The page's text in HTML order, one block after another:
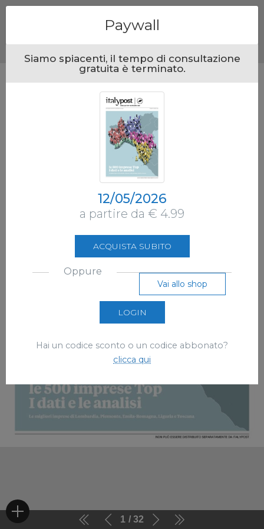
1 32
Paywall
Siamo spiacenti, il tempo di consultazione
gratuita è terminato.
12/05/2026
a partire da € 4.99
ACQUISTA SUBITO
Oppure
Vai allo shop
LOGIN
Hai un codice sconto o un codice abbonato?
clicca qui